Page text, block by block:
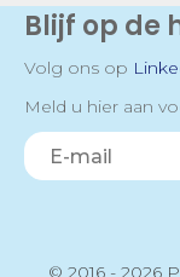
Blijf op de
Volg ons op
Meld u hier aan
© 2016 - 2026